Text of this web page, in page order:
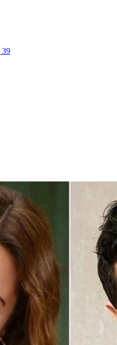
39